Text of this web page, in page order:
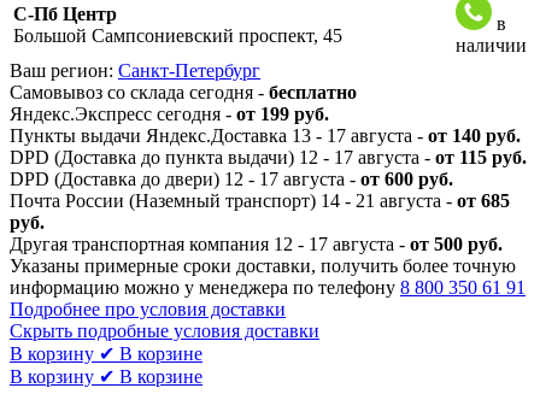
С-Пб Центр
Большой Сампсониевский проспект, 45
в
наличии
Ваш регион: Санкт-Петербург
Самовывоз со склада сегодня - бесплатно
Яндекс.Экспресс сегодня - от 199 руб.
Пункты выдачи Яндекс.Доставка 13 - 17 августа - от 140 руб.
DPD (Доставка до пункта выдачи) 12 - 17 августа - от 115 руб.
DPD (Доставка до двери) 12 - 17 августа - от 600 руб.
Почта России (Наземный транспорт) 14 - 21 августа - от 685
руб.
Другая транспортная компания 12 - 17 августа - от 500 руб.
Указаны примерные сроки доставки, получить более точную
информацию можно у менеджера по телефону 8 800 350 61 91
Подробнее про условия доставки
Скрыть подробные условия доставки
В корзину ✔ В корзине
В корзину ✔ В корзине